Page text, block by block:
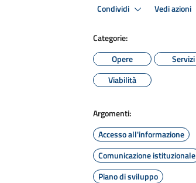
Condividi Vedi azioni
Categorie:
Opere
Servizi
Viabilità
Argomenti:
Accesso all'informazione
Comunicazione istituzionale
Piano di sviluppo